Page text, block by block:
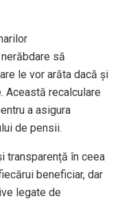
să
le vor arăta dacă și
Această recalculare
a asigura
de pensii.
transparență în ceea
beneficiar, dar
legate de